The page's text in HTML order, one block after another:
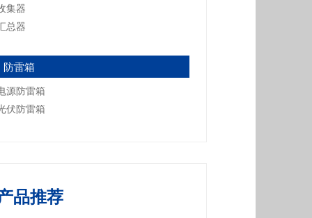
集器
总器
防雷箱
源防雷箱
伏防雷箱
品推荐